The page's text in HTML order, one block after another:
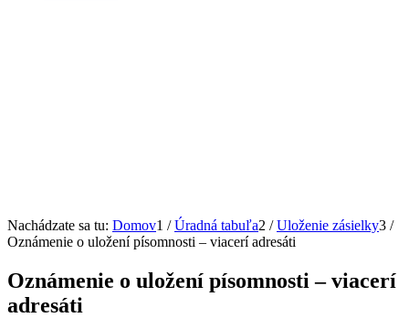
Nachádzate sa tu: Domov1 / Úradná tabuľa2 / Uloženie zásielky3 /
Oznámenie o uložení písomnosti – viacerí adresáti
Oznámenie o uložení písomnosti – viacerí
adresáti